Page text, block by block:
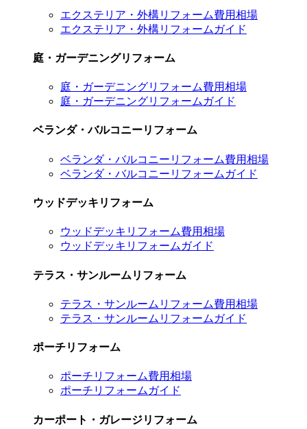
エクステリア・外構リフォーム費用相場
エクステリア・外構リフォームガイド
庭・ガーデニングリフォーム
庭・ガーデニングリフォーム費用相場
庭・ガーデニングリフォームガイド
ベランダ・バルコニーリフォーム
ベランダ・バルコニーリフォーム費用相場
ベランダ・バルコニーリフォームガイド
ウッドデッキリフォーム
ウッドデッキリフォーム費用相場
ウッドデッキリフォームガイド
テラス・サンルームリフォーム
テラス・サンルームリフォーム費用相場
テラス・サンルームリフォームガイド
ポーチリフォーム
ポーチリフォーム費用相場
ポーチリフォームガイド
カーポート・ガレージリフォーム